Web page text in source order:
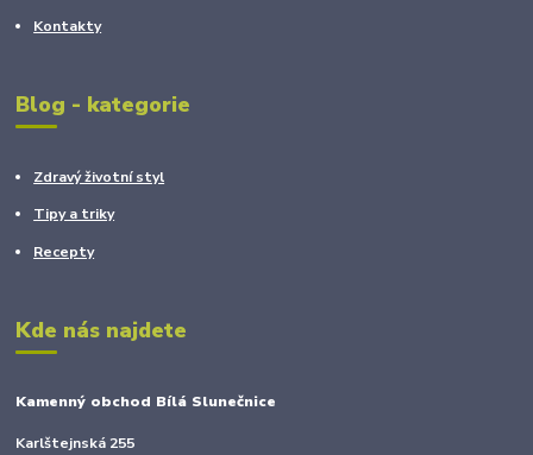
Kontakty
Blog - kategorie
Zdravý životní styl
Tipy a triky
Recepty
Kde nás najdete
Kamenný obchod Bílá Slunečnice
Karlštejnská 255